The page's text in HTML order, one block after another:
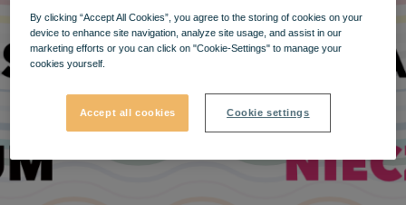
By clicking “Accept All Cookies”, you agree to the storing of cookies on your
device to enhance site navigation, analyze site usage, and assist in our
marketing efforts or you can click on "Cookie-Settings" to manage your
cookies yourself.
Accept all cookies Cookie settings